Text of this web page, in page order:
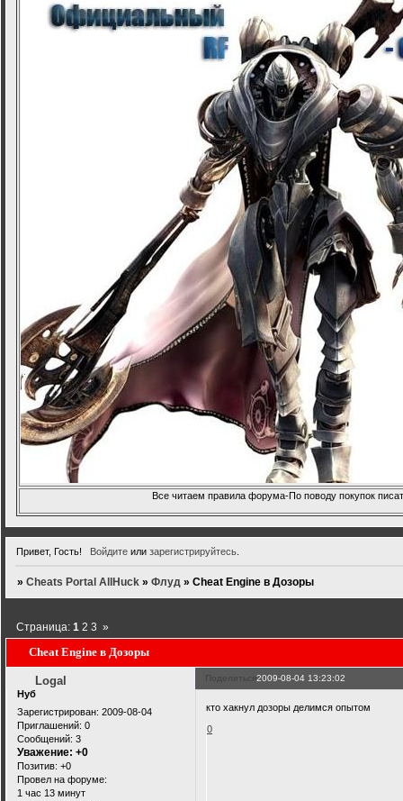
Все читаем правила форума-По поводу покупок
Привет, Гость! Войдитеили зарегистрируйтесь.
»Cheats Portal AllHuck »Флуд »Cheat Engine в Дозоры
Cheat Engine в Дозоры
Страница:1 2 3 »
Поделиться2009-08-04 13:23:02
Logal
Нуб
Зарегистрирован: 2009-08-04
Приглашений: 0
Сообщений: 3
Уважение: +0
Позитив: +0
Провел на форуме:
1 час 13 минут
кто хакнул дозоры делимся опытом
0